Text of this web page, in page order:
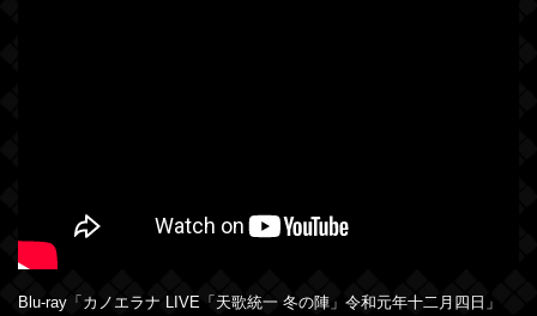
Blu-ray「カノエラナ LIVE「天歌統一 冬の陣」令和元年十二月四日」